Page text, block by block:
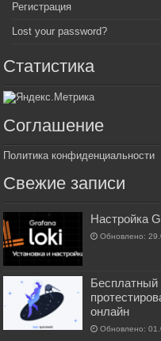
Регистрация
Lost your password?
Статистика
Соглашение
Политика конфиденциальности
Свежие записи
Настройка
Обновлено:
Бесплатный
онлайн
Обновлено: